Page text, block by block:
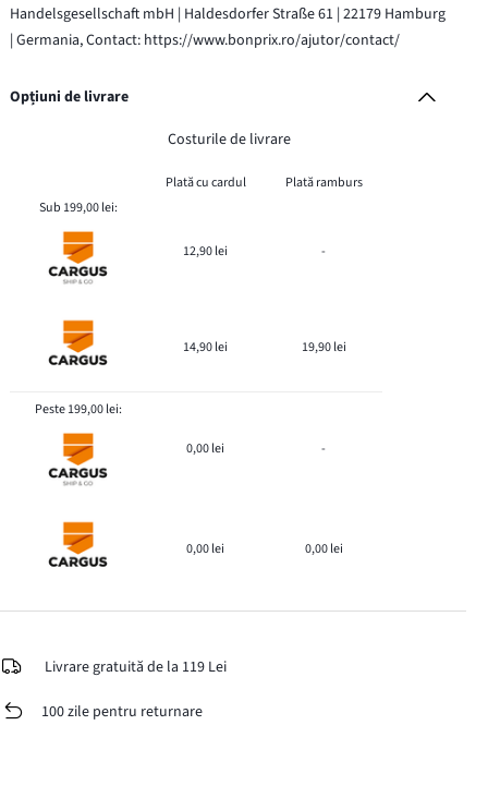
Handelsgesellschaft mbH | Haldesdorfer Straße 61 | 22179 Hamburg
| Germania, Contact: https://www.bonprix.ro/ajutor/contact/
Opțiuni de livrare
Costurile de livrare
Plată cu cardul
Plată ramburs
Sub 199,00 lei:
12,90 lei -
14,90 lei 19,90 lei
Peste 199,00 lei:
0,00 lei -
0,00 lei 0,00 lei
Livrare gratuită de la 119 Lei
100 zile pentru returnare